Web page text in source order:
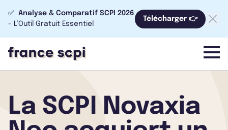
✅ Analyse & Comparatif SCPI 2026
- L’Outil Gratuit Essentiel
Télécharger 👉
menu
La SCPI Novaxia